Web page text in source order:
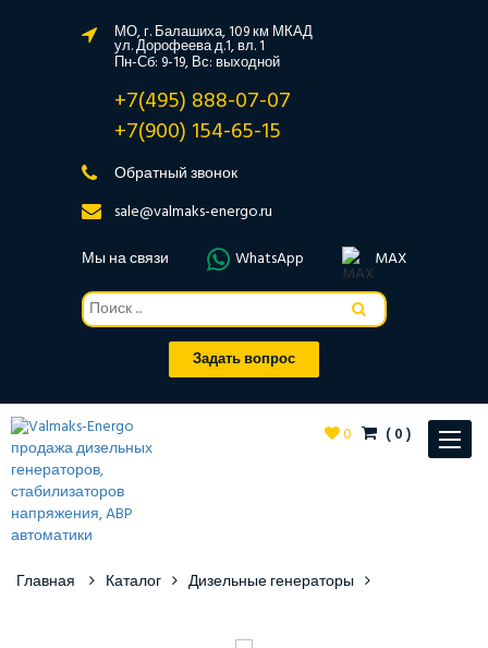
МО, г. Балашиха, 109 км МКАД
ул. Дорофеева д.1, вл. 1
Пн-Сб: 9-19, Вс: выходной
+7(495) 888-07-07
+7(900) 154-65-15
Обратный звонок
sale@valmaks-energo.ru
Мы на связи
WhatsApp MAX
Задать вопрос
Toggle
0 (0)
Главная Каталог Дизельные генераторы